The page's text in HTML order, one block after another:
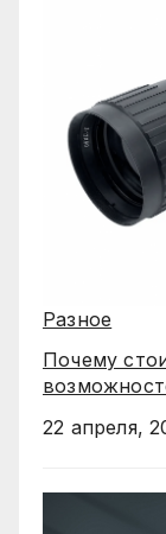
Разное
Почему
22 апреля,